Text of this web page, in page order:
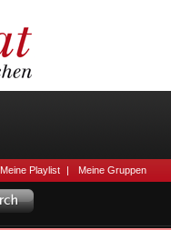
Meine Playlist | Meine Gruppen